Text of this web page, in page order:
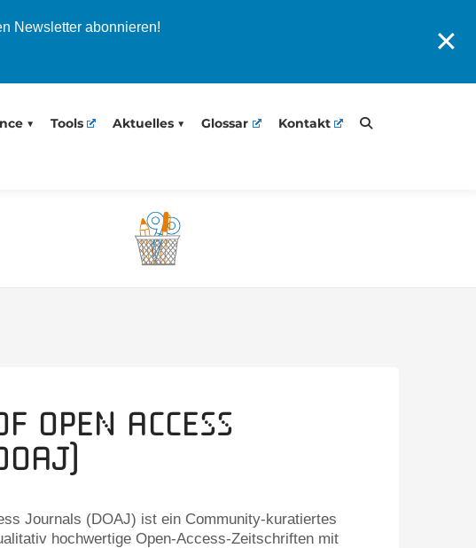
Newsletter abonnieren!
✕
Tools Aktuelles Glossar Kontakt
Open Access
Journals (DOAJ) ist ein Community-kuratiertes
hochwertige Open-Access-Zeitschriften mit